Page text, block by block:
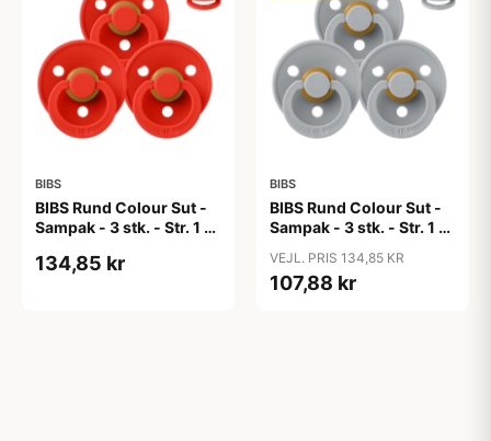
BIBS
BIBS Rund Colour Sut -
Sampak - 3 stk. - Str. 1 -
134,85 kr
BIBS
BIBS Rund Colour Sut -
Sampak - 3 stk. - Str. 1 -
VEJL. PRIS 134,85 KR
107,88 kr